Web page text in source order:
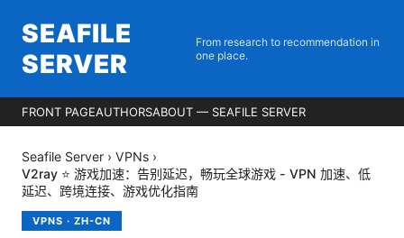
SEAFILE
SERVER
From research to recommendation in
one place.
FRONT PAGEAUTHORSABOUT — SEAFILE SERVER
Seafile Server › VPNs ›
V2ray ⭐ 游戏加速：告别延迟，畅玩全球游戏 - VPN 加速、低
延迟、跨境连接、游戏优化指南
VPNS · ZH-CN